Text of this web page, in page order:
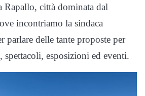
Rapallo, città dominata dal
incontriamo la sindaca
parlare delle tante proposte per
spettacoli, esposizioni ed eventi.